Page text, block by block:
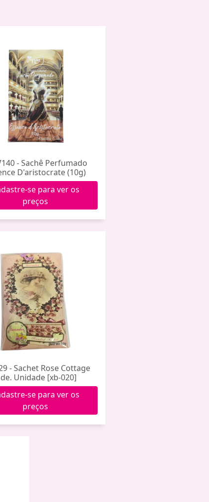
- Sachê Perfumado
D'aristocrate (10g)
se para ver os
preços
- Sachet Rose Cottage
Unidade [xb-020]
se para ver os
preços